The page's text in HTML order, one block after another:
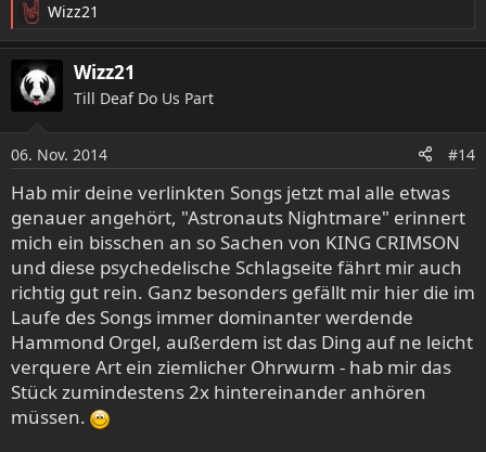
R
e
a
k
t
n
e
n
:
Wizz21
Wizz21
Till Deaf Do Us Part
06. Nov. 2014 #14
Hab mir deine verlinkten Songs jetzt mal alle etwas
genauer angehört, "Astronauts Nightmare" erinnert
mich ein bisschen an so Sachen von KING CRIMSON
und diese psychedelische Schlagseite fährt mir auch
richtig gut rein. Ganz besonders gefällt mir hier die im
Laufe des Songs immer dominanter werdende
Hammond Orgel, außerdem ist das Ding auf ne leicht
verquere Art ein ziemlicher Ohrwurm - hab mir das
Stück zumindestens 2x hintereinander anhören
müssen.